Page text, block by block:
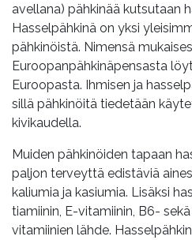
avellana) pähkinää kutsutaan
Hasselpähkinä on yksi
pähkinöistä. Nimensä
Euroopanpähkinäpensasta
Euroopasta. Ihmisen ja
sillä pähkinöitä tiedetään
kivikaudella.
Muiden pähkinöiden tapaan
paljon terveyttä edistäviä
kaliumia ja kasiumia. Lisäksi
tiamiinin, E-vitamiinin, B6-
vitamiinien lähde.